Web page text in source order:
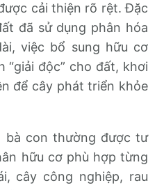
cải thiện rõ rệt. Đặc
đã sử dụng phân hóa
việc bổ sung hữu cơ
“giải độc” cho đất, khơi
để cây phát triển khỏe
bà con thường được tư
hữu cơ phù hợp từng
cây công nghiệp, rau